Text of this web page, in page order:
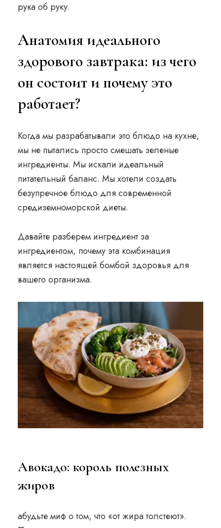
рука об руку.
Анатомия идеального
здорового завтрака: из чего
он состоит и почему это
работает?
Когда мы разрабатывали это блюдо на кухне,
мы не пытались просто смешать зеленые
ингредиенты. Мы искали идеальный
питательный баланс. Мы хотели создать
безупречное блюдо для современной
средиземноморской диеты.
Давайте разберем ингредиент за
ингредиентом, почему эта комбинация
является настоящей бомбой здоровья для
вашего организма.
Авокадо: король полезных
жиров
абудьте миф о том, что «от жира толстеют».